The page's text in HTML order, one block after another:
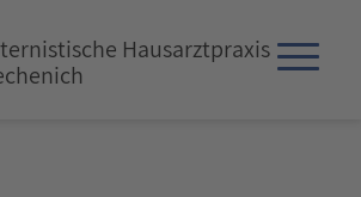
Hausarztpraxis